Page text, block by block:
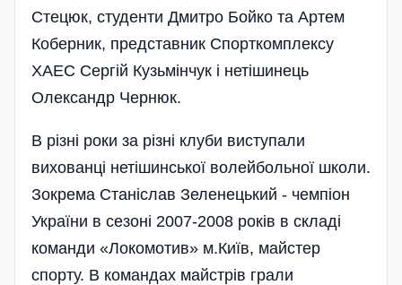
Стецюк, студенти Дмитро Бойко та Артем
Коберник, представник Спорткомплексу
ХАЕС Сергій Кузьмінчук і нетішинець
Олександр Чернюк.
В різні роки за різні клуби виступали
вихованці нетішинської волейбольної школи.
Зокрема Станіслав Зеленецький - чемпіон
України в сезоні 2007-2008 років в складі
команди «Локомотив» м.Ки­їв, майстер
спорту. В командах майстрів грали